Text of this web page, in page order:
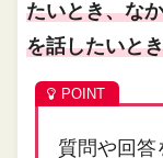
たいとき、な
を話したいと
質問や回答